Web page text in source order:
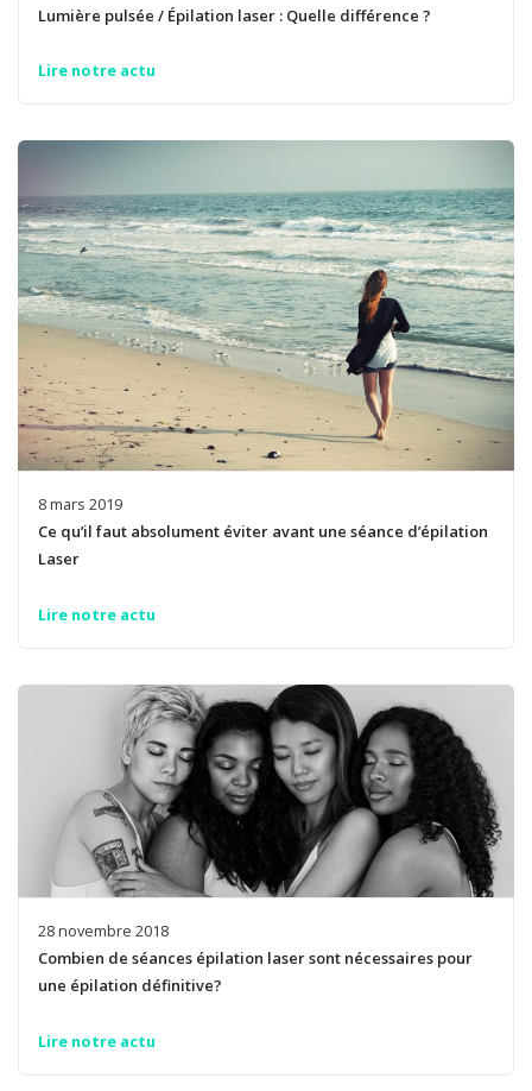
Lumière pulsée / Épilation laser : Quelle différence ?
Lire notre actu
8 mars 2019
Ce qu’il faut absolument éviter avant une séance d’épilation
Laser
Lire notre actu
28 novembre 2018
Combien de séances épilation laser sont nécessaires pour
une épilation définitive?
Lire notre actu